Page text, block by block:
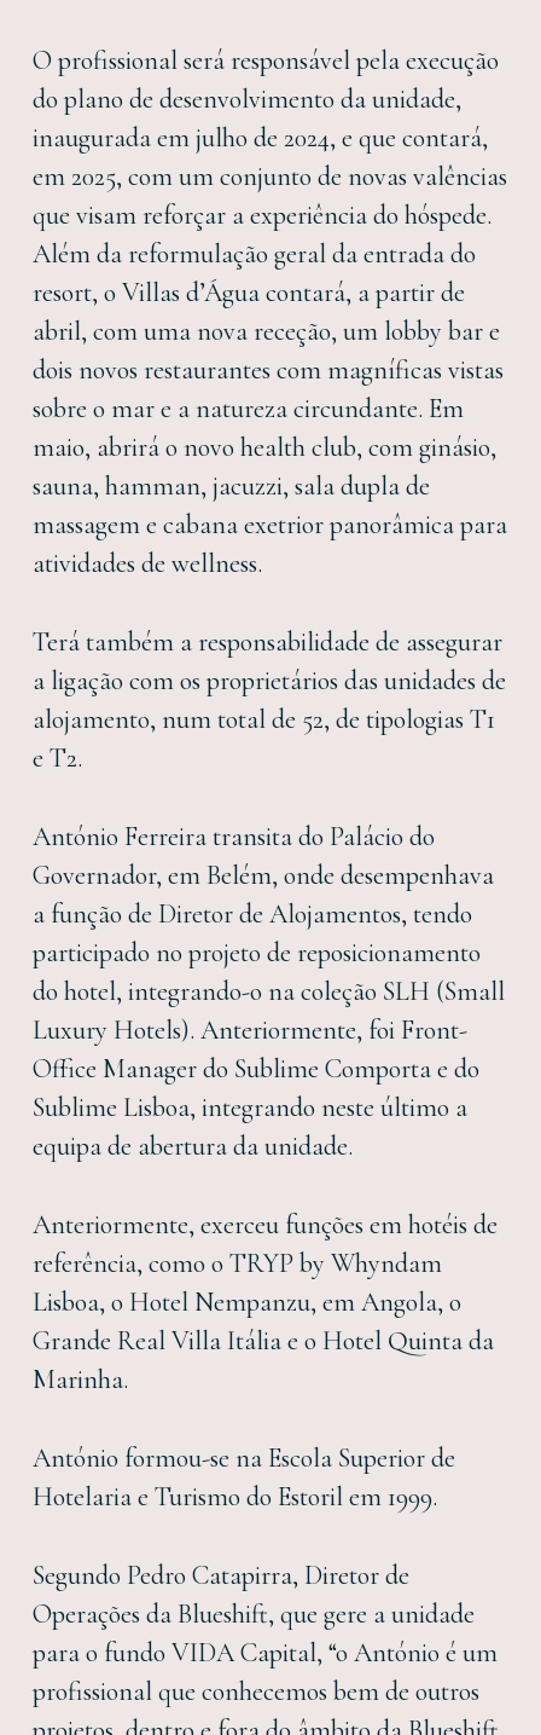
O profissional será responsável pela execução
do plano de desenvolvimento da unidade,
inaugurada em julho de 2024, e que contará,
em 2025, com um conjunto de novas valências
que visam reforçar a experiência do hóspede.
Além da reformulação geral da entrada do
resort, o Villas d’Água contará, a partir de
abril, com uma nova receção, um lobby bar e
dois novos restaurantes com magníficas vistas
sobre o mar e a natureza circundante. Em
maio, abrirá o novo health club, com ginásio,
sauna, hamman, jacuzzi, sala dupla de
massagem e cabana exetrior panorâmica para
atividades de wellness.
Terá também a responsabilidade de assegurar
a ligação com os proprietários das unidades de
alojamento, num total de 52, de tipologias T1
e T2.
António Ferreira transita do Palácio do
Governador, em Belém, onde desempenhava
a função de Diretor de Alojamentos, tendo
participado no projeto de reposicionamento
do hotel, integrando-o na coleção SLH (Small
Luxury Hotels). Anteriormente, foi Front-
Office Manager do Sublime Comporta e do
Sublime Lisboa, integrando neste último a
equipa de abertura da unidade.
Anteriormente, exerceu funções em hotéis de
referência, como o TRYP by Whyndam
Lisboa, o Hotel Nempanzu, em Angola, o
Grande Real Villa Itália e o Hotel Quinta da
Marinha.
António formou-se na Escola Superior de
Hotelaria e Turismo do Estoril em 1999.
Segundo Pedro Catapirra, Diretor de
Operações da Blueshift, que gere a unidade
para o fundo VIDA Capital, “o António é um
profissional que conhecemos bem de outros